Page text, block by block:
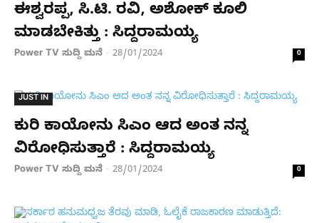
ಈಶ್ವರಪ್ಪ, ಸಿ.ಟಿ. ರವಿ, ಅಶೋಕ್ ಕೂಲಿ
ಮಾಡಬೇಕಿತ್ತು : ಸಿದ್ದರಾಮಯ್ಯ
Power TV ಸುದ್ದಿ ಮನೆ - 28/01/2024 0
JUST IN
ಕುರಿ ಕಾಯೋನು ಸಿಎಂ ಆದ ಅಂತ ನನ್ನ
ವಿರೋಧಿಸುತ್ತಾರೆ : ಸಿದ್ದರಾಮಯ್ಯ
Power TV ಸುದ್ದಿ ಮನೆ - 28/01/2024 0